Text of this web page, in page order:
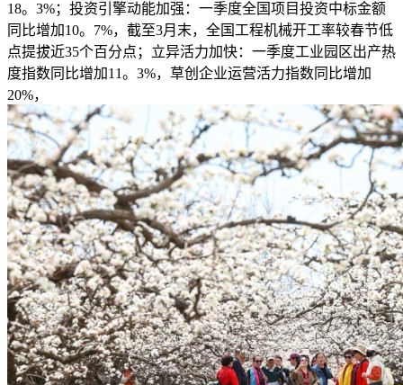
18。3%；投资引擎动能加强：一季度全国项目投资中标金额
同比增加10。7%，截至3月末，全国工程机械开工率较春节低
点提拔近35个百分点；立异活力加快：一季度工业园区出产热
度指数同比增加11。3%，草创企业运营活力指数同比增加
20%，